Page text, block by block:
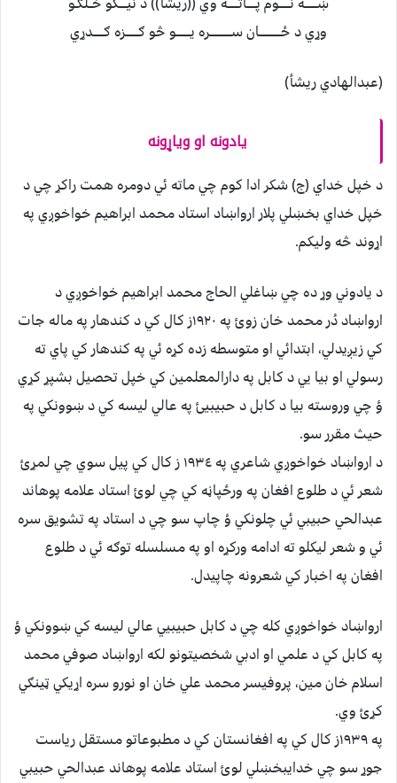
وړي د ځــــــــــــان ســــــــــــره يــــــــو څو ګـــــــزه ګــــــدړي
(عبدالهادي ريشأ)
يادونه او وياړونه
د خپل خداي (ج) شکر ادا کوم چي ماته ئي دومره همت راکړ چي د
خپل خداي بخښلي پلار ارواښاد استاد محمد ابراهيم خواخوږي په
اړوند څه وليکم.
د يادوني وړ ده چي ښاغلي الحاج محمد ابراهيم خواخوږي د
ارواښاد دُر محمد خان زوئ په ١٩٢٠ز کال کي د کندهار په ماله جات
کي زيږيدلي، ابتدائي او متوسطه زده کړه ئي په کندهار کي پاي ته
رسولي او بيا يي د کابل په دارالمعلمين کي خپل تحصيل بشپړ کړي
ؤ چي وروسته بيا د کابل د حبيبيئ په عالي ليسه کي د ښوونکي په
حيث مقرر سو.
د ارواښاد خواخوږي شاعري په ١٩٣٤ ز کال کي پيل سوي چي لمړئ
شعر ئي د طلوع افغان په ورځپاڼه کي چي لوئ استاد علامه پوهاند
عبدالحي حبيبي ئي چلونکي ؤ چاپ سو چي د استاد په تشويق سره
ئي و شعر ليکلو ته ادامه ورکړه او په مسلسله توګه ئي د طلوع
افغان په اخبار کي شعرونه چاپيدل.
ارواښاد خواخوږي کله چي د کابل حبيبيي عالي ليسه کي ښوونکي ؤ
په کابل کي د علمي او ادبي شخصيتونو لکه ارواښاد صوفي محمد
اسلام خان مين، پروفيسر محمد علي خان او نورو سره اړيکي ټينګي
کړئ وي.
په ١٩٣٩ز کال کي په افغانستان کي د مطبوعاتو مستقل رياست
جوړ سو چي خدايبخښلي لوئ استاد علامه پوهاند عبدالحي حبيبي